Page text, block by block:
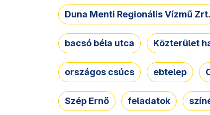
Duna Menti Regionális Vízmű Zrt.
bacsó béla utca Közterület
országos csúcs ebtelep
Szép Ernő feladatok